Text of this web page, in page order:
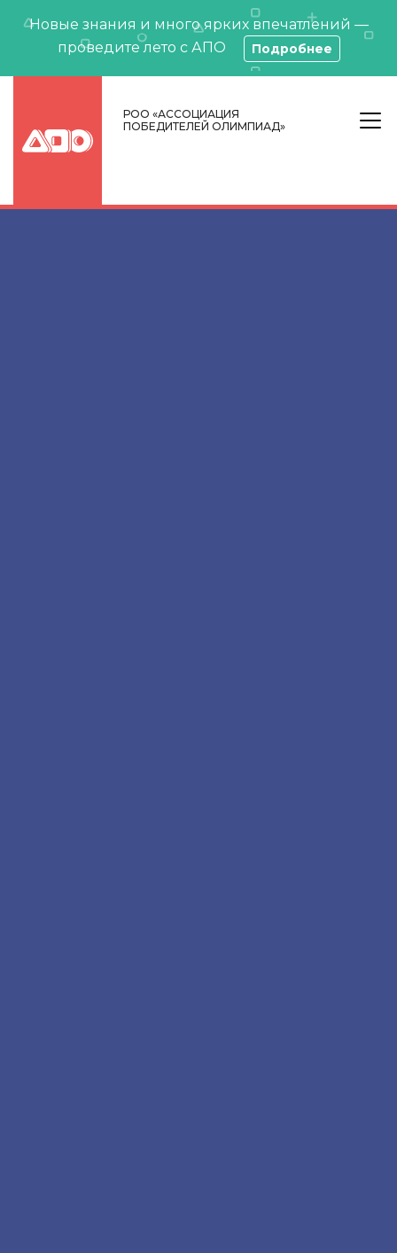
Новые знания и много ярких впечатлений —
проведите лето с АПО
Подробнее
РОО «АССОЦИАЦИЯ
ПОБЕДИТЕЛЕЙ ОЛИМПИАД»